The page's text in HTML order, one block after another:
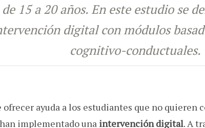
de 15 a 20 años. En este estudio se
digital con módulos
cognitivo-conductuales.
ofrecer ayuda a los estudiantes que no quieren
implementado una intervención digital. A